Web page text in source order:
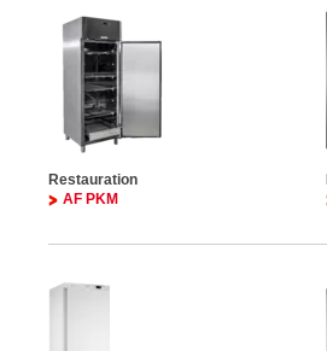
Restauration
AF PKM